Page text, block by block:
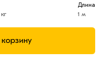
кг
Длина
1 м